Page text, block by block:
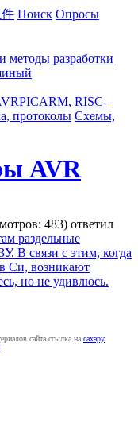
Поиск Опросы
методы разработки
PICARM, RISC-
протоколы Схемы,
AVR
483) ответил
раздельные
В связи с этим, когда
в Си, возникают
но не удивлюсь.
сайта ссылка на caxapу